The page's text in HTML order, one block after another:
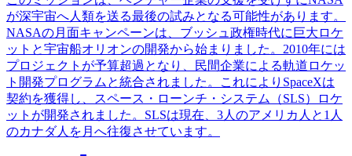
が深宇宙へ人類を送る最後の試みとなる可能性があります。
NASAの月面キャンペーンは、ブッシュ政権時代に巨大ロケ
ットと宇宙船オリオンの開発から始まりました。2010年には
プロジェクトが予算超過となり、民間企業による軌道ロケッ
ト開発プログラムと統合されました。これによりSpaceXは
契約を獲得し、スペース・ローンチ・システム（SLS）ロケ
ットが開発されました。SLSは現在、3人のアメリカ人と1人
のカナダ人を月へ往復させています。